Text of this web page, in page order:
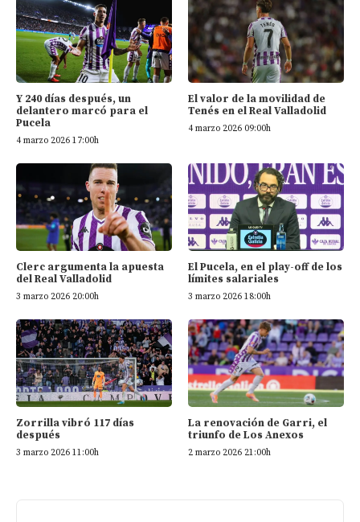
Y 240 días después, un
delantero marcó para el
Pucela
4 marzo 2026 17:00h
El valor de la movilidad de
Tenés en el Real Valladolid
4 marzo 2026 09:00h
Clerc argumenta la apuesta
del Real Valladolid
3 marzo 2026 20:00h
El Pucela, en el play-off de los
límites salariales
3 marzo 2026 18:00h
Zorrilla vibró 117 días
después
3 marzo 2026 11:00h
La renovación de Garri, el
triunfo de Los Anexos
2 marzo 2026 21:00h